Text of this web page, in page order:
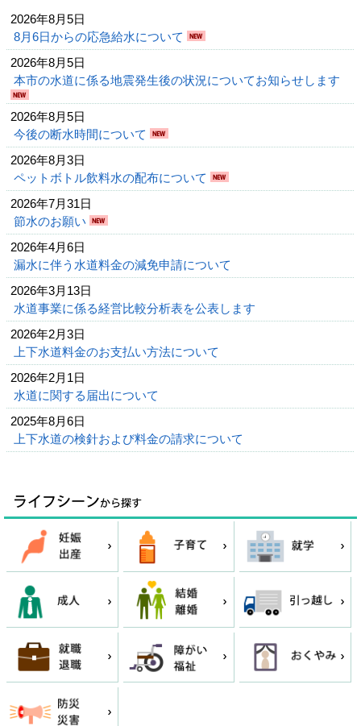
2026年8月5日
8月6日からの応急給水について
2026年8月5日
本市の水道に係る地震発生後の状況についてお知らせします
2026年8月5日
今後の断水時間について
2026年8月3日
ペットボトル飲料水の配布について
2026年7月31日
節水のお願い
2026年4月6日
漏水に伴う水道料金の減免申請について
2026年3月13日
水道事業に係る経営比較分析表を公表します
2026年2月3日
上下水道料金のお支払い方法について
2026年2月1日
水道に関する届出について
2025年8月6日
上下水道の検針および料金の請求について